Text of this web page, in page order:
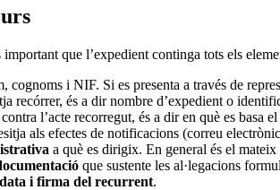
que l’expedient continga tots els
cognoms i NIF. Si es presenta a través de
recórrer, és a dir nombre d’expedient o
l’acte recorregut, és a dir en què es basa
als efectes de notificacions (correu
a què es dirigix. En general és el
que sustente les al·legacions
i firma del recurrent.